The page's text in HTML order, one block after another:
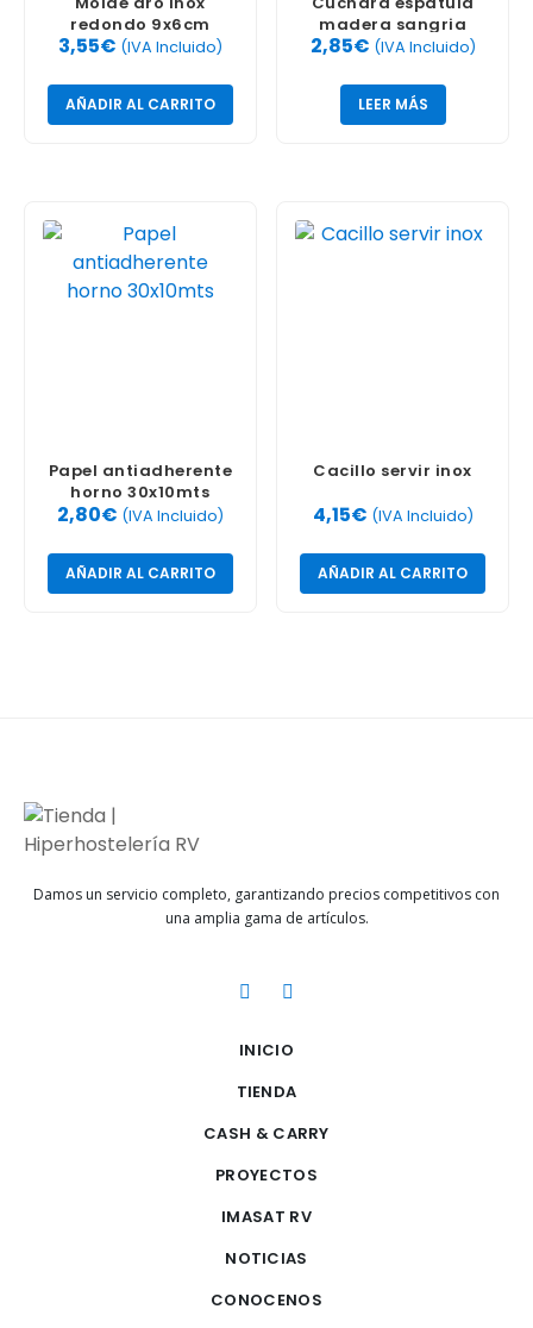
redondo 9x6cm
3,55€ (IVA Incluido)
AÑADIR AL CARRITO
madera sangria
33cm
2,85€ (IVA Incluido)
LEER MÁS
Papel antiadherente
horno 30x10mts
2,80€ (IVA Incluido)
AÑADIR AL CARRITO
Cacillo servir inox
4,15€ (IVA Incluido)
AÑADIR AL CARRITO
Damos un servicio completo, garantizando precios competitivos con
una amplia gama de artículos.
INICIO
TIENDA
CASH & CARRY
PROYECTOS
IMASAT RV
NOTICIAS
CONOCENOS